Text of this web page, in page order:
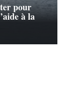
pour
à la